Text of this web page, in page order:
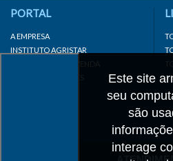
Este site
seu
são
interage
PORTAL
A EMPRESA
INSTITUTO AGRISTAR
DISTRIBUIDOR/REVENDA
LINKS IMPORTANTES